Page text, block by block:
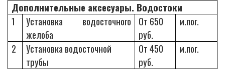
Дополнительные аксесуары. Водостоки
1
Установка водосточного
желоба
От 650
руб.
м.пог.
2
Установка водосточной
трубы
От 450
руб.
м.пог.